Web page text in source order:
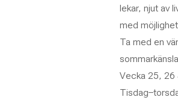
lekar, njut av
med
Ta med en
Vecka 25, 26